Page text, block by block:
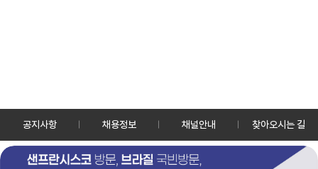
공지사항 채용정보 채널안내 찾아오시는 길
30128 세종특별자치시 정부2청사로 13 한국정책방송원 KTV